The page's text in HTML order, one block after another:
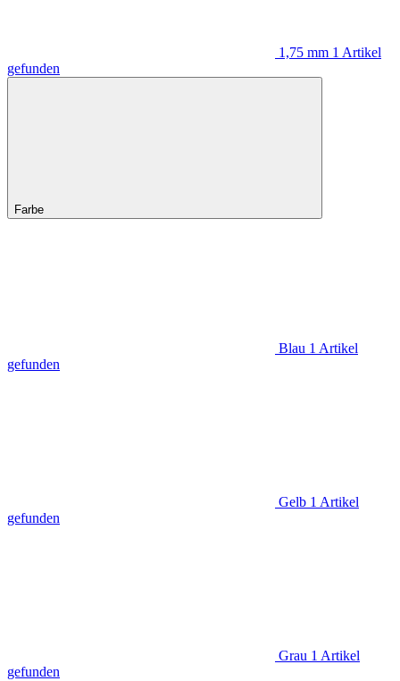
1,75 mm 1 Artikel
gefunden
Farbe
Blau 1 Artikel
gefunden
Gelb 1 Artikel
gefunden
Grau 1 Artikel
gefunden